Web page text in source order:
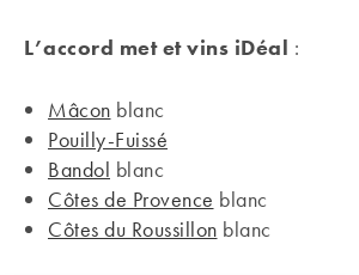
L’accord met et vins iDéal :
Mâcon blanc
Pouilly-Fuissé
Bandol blanc
Côtes de Provence blanc
Côtes du Roussillon blanc